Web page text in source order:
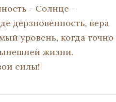
- Солнце -
дерзновенность, вера
уровень, когда точно
жизни.
силы!